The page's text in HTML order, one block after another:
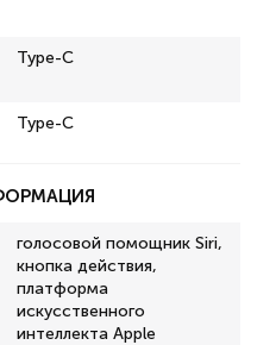
Type-C
Type-C
голосовой помощник Siri,
кнопка действия,
платформа
искусственного
интеллекта Apple